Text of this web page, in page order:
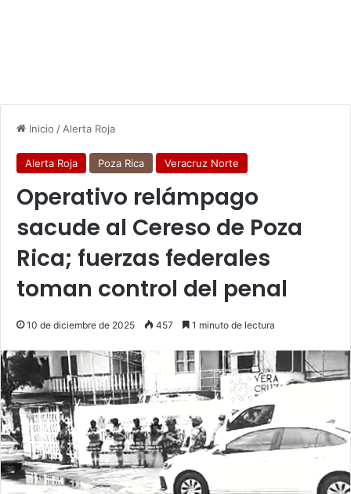
Inicio / Alerta Roja
Alerta Roja Poza Rica Veracruz Norte
Operativo relámpago
sacude al Cereso de Poza
Rica; fuerzas federales
toman control del penal
10 de diciembre de 2025 457 1 minuto de lectura